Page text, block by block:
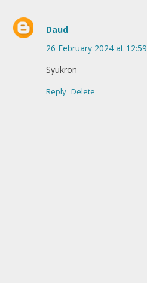
Daud
26 February 2024 at 12:59
Syukron
Reply Delete